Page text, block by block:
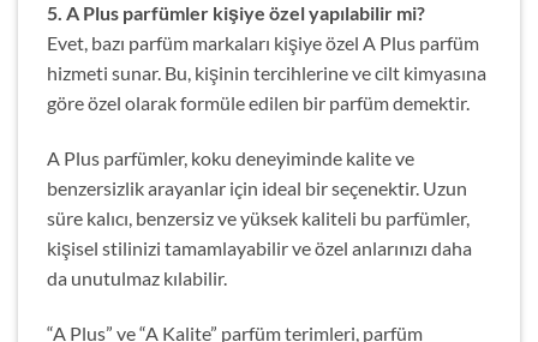
5. A Plus parfümler kişiye özel yapılabilir mi?
Evet, bazı parfüm markaları kişiye özel A Plus parfüm
hizmeti sunar. Bu, kişinin tercihlerine ve cilt kimyasına
göre özel olarak formüle edilen bir parfüm demektir.
A Plus parfümler, koku deneyiminde kalite ve
benzersizlik arayanlar için ideal bir seçenektir. Uzun
süre kalıcı, benzersiz ve yüksek kaliteli bu parfümler,
kişisel stilinizi tamamlayabilir ve özel anlarınızı daha
da unutulmaz kılabilir.
“A Plus” ve “A Kalite” parfüm terimleri, parfüm